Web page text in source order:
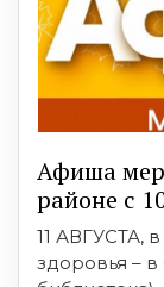
Афиша
районе с
11 АВГУСТА,
здоровья – в